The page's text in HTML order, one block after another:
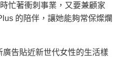
忙著衝刺事業，又要兼顧家
的陪伴，讓她能夠常保燦爛
告貼近新世代女性的生活樣